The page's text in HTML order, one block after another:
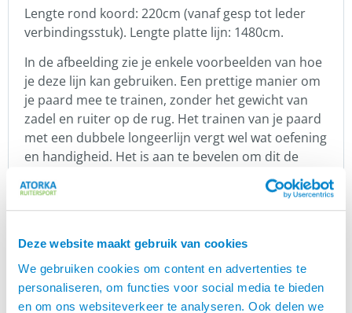
Deze website maakt gebruik van cookies
We gebruiken cookies om content en advertenties te
personaliseren, om functies voor social media te bieden
en om ons websiteverkeer te analyseren. Ook delen we
Lengte rond koord: 220cm (vanaf gesp tot leder
verbindingsstuk). Lengte platte lijn: 1480cm.
In de afbeelding zie je enkele voorbeelden van hoe
je deze lijn kan gebruiken. Een prettige manier om
je paard mee te trainen, zonder het gewicht van
zadel en ruiter op de rug. Het trainen van je paard
met een dubbele longeerlijn vergt wel wat oefening
en handigheid. Het is aan te bevelen om dit de
eerste keren te doen met een ervaren iemand, of
volg bijvoorbeeld een leuke cursus. Voor alle
producten voor het trainen van je paard kun jehier
Tip: een leuk en leerzaam boek is “Longeren met
takt” van Marielle den Hoed .